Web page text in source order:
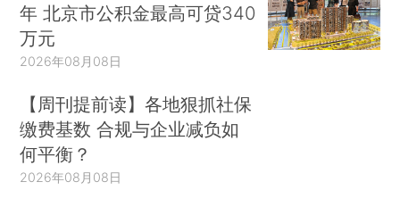
年 北京市公积金最高可贷340
万元
2026年08月08日
【周刊提前读】各地狠抓社保
缴费基数 合规与企业减负如
何平衡？
2026年08月08日